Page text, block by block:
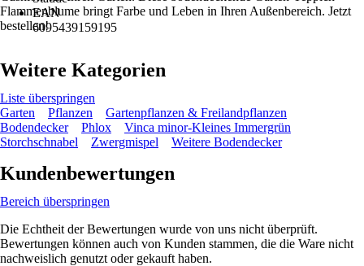
EAN
6095439159195
Flammenblume bringt Farbe und Leben in Ihren Außenbereich. Jetzt
bestellen!
Weitere Kategorien
Liste überspringen
Garten
Pflanzen
Gartenpflanzen & Freilandpflanzen
Bodendecker
Phlox
Vinca minor-Kleines Immergrün
Storchschnabel
Zwergmispel Weitere Bodendecker
Kundenbewertungen
Bereich überspringen
Die Echtheit der Bewertungen wurde von uns nicht überprüft.
Bewertungen können auch von Kunden stammen, die die Ware nicht
nachweislich genutzt oder gekauft haben.